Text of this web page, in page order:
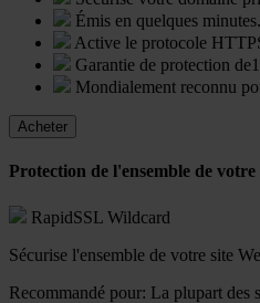
Émis en quelques minutes.
Active le protocole
Garantie de protection
Mondialement reconnu
Acheter
Protection de l'ensemble de votre
RapidSSL Wildcard
Sécurise l'ensemble de votre site
Recommandé pour: La plupart des